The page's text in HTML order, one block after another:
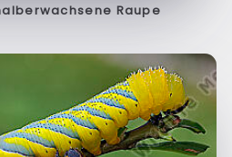
Raupe